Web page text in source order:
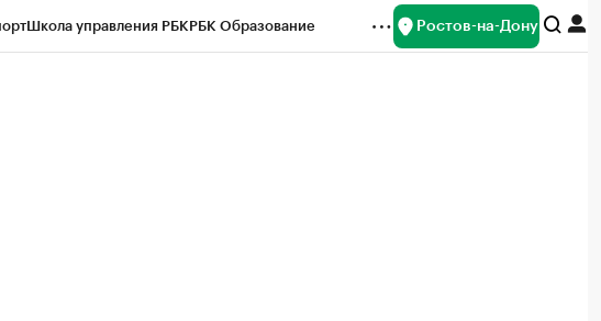
Школа управления РБКРБК Образование Ростов-на-Дону